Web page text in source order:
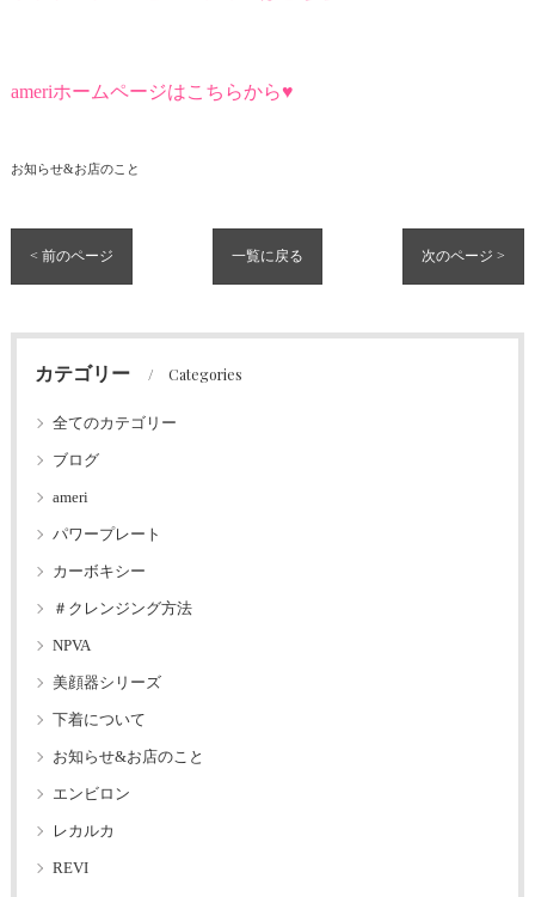
ameriホームページはこちらから♥
お知らせ&お店のこと
< 前のページ 一覧に戻る 次のページ >
カテゴリー Categories
全てのカテゴリー
ブログ
ameri
パワープレート
カーボキシー
＃クレンジング方法
NPVA
美顔器シリーズ
下着について
お知らせ&お店のこと
エンビロン
レカルカ
REVI